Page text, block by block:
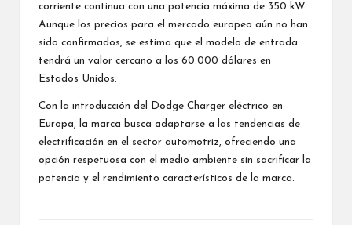
corriente continua con una potencia máxima de 350 kW.
Aunque los precios para el mercado europeo aún no han
sido confirmados, se estima que el modelo de entrada
tendrá un valor cercano a los 60.000 dólares en
Estados Unidos.
Con la introducción del Dodge Charger eléctrico en
Europa, la marca busca adaptarse a las tendencias de
electrificación en el sector automotriz, ofreciendo una
opción respetuosa con el medio ambiente sin sacrificar la
potencia y el rendimiento característicos de la marca.